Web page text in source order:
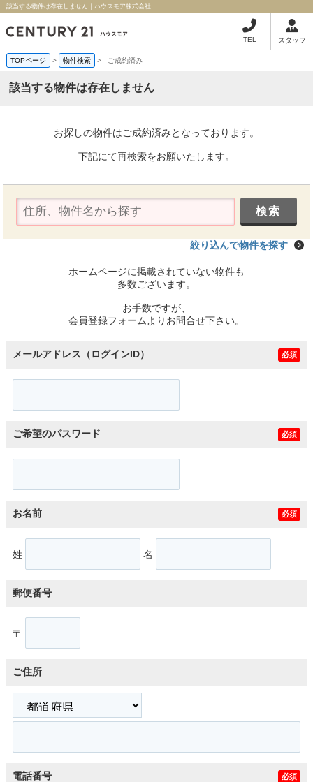
該当する物件は存在しません｜ハウスモア株式会社
TEL スタッフ
TOPページ > 物件検索 >- ご成約済み
該当する物件は存在しません
お探しの物件はご成約済みとなっております。
下記にて再検索をお願いたします。
絞り込んで物件を探す
ホームページに掲載されていない物件も
多数ございます。
お手数ですが、
会員登録フォームよりお問合せ下さい。
メールアドレス（ログインID） 必須
ご希望のパスワード 必須
お名前 必須
姓 名
郵便番号
〒
ご住所
電話番号 必須